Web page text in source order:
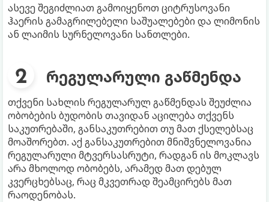
ასევე შეგიძლიათ გამოიყენოთ ციტრუსოვანი
ჰაერის გამაგრილებელი საშუალებები და ლიმონის
ან ლაიმის სურნელოვანი სანთლები.
რეგულარული გაწმენდა
თქვენი სახლის რეგულარულ გაწმენდას შეუძლია
ობობების ბუდობის თავიდან აცილება თქვენს
საკუთრებაში, განსაკუთრებით თუ მათ ქსელებსაც
მოაშორებთ. აქ განსაკუთრებით მნიშვნელოვანია
რეგულარული მტვერსასრუტი, რადგან ის მოკლავს
არა მხოლოდ ობობებს, არამედ მათ დებულ
კვერცხებსაც, რაც მკვეთრად შეამცირებს მათ
რაოდენობას.